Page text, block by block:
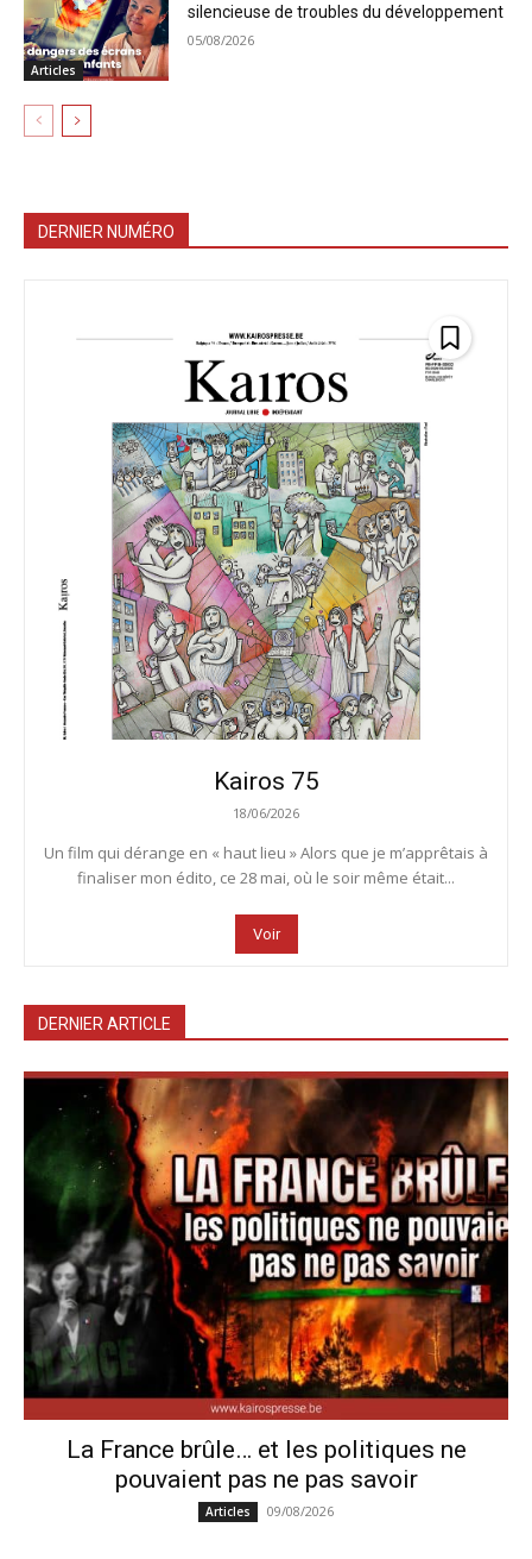
Articles
silencieuse de troubles du développement
05/08/2026
DERNIER NUMÉRO
Kairos 75
18/06/2026
Un film qui dérange en « haut lieu » Alors que je m’apprêtais à
finaliser mon édito, ce 28 mai, où le soir même était...
Voir
DERNIER ARTICLE
La France brûle… et les politiques ne
pouvaient pas ne pas savoir
Articles 09/08/2026